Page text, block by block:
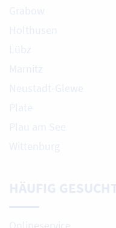
Grabow
Holthusen
Lübz
Marnitz
Neustadt-Glewe
Plate
Plau am See
Wittenburg
HÄUFIG